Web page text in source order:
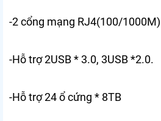
-2 cổng mạng RJ4(100/1000M)
-Hỗ trợ 2USB * 3.0, 3USB *2.0.
-Hỗ trợ 24 ổ cứng * 8TB